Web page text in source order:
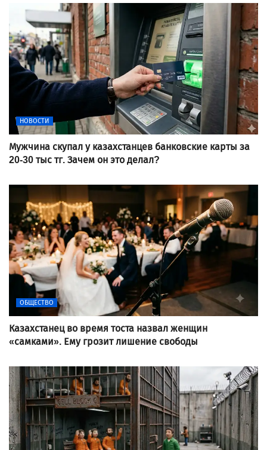
НОВОСТИ
Мужчина скупал у казахстанцев банковские карты за
20-30 тыс тг. Зачем он это делал?
ОБЩЕСТВО
Казахстанец во время тоста назвал женщин
«самками». Ему грозит лишение свободы